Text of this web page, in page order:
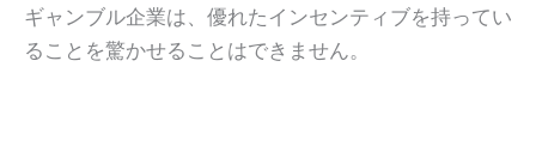
ギャンブル企業は、優れたインセンティブを持ってい
ることを驚かせることはできません。